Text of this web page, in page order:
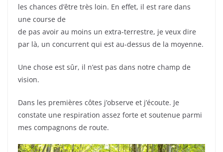
les chances d’être très loin. En effet, il est rare dans
une course de
de pas avoir au moins un extra-terrestre, je veux dire
par là, un concurrent qui est au-dessus de la moyenne.
Une chose est sûr, il n’est pas dans notre champ de
vision.
Dans les premières côtes j’observe et j’écoute. Je
constate une respiration assez forte et soutenue parmi
mes compagnons de route.